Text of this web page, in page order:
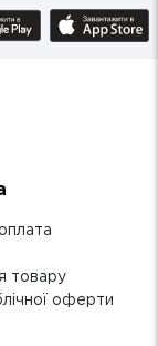
товару
оферти